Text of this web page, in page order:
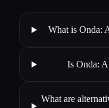
What is Onda:
Is Onda:
What are